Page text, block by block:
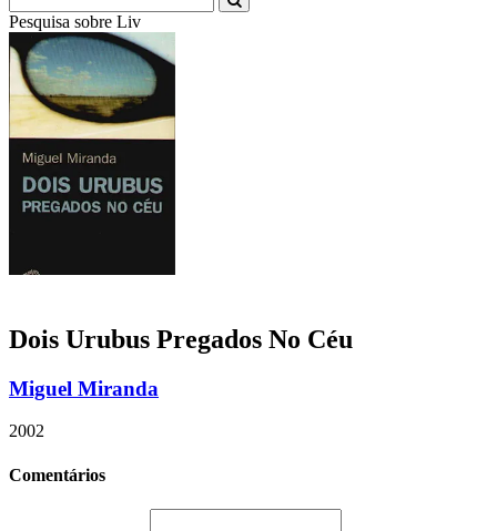
Pesquisa sobre Literatura
Dois Urubus Pregados No Céu
Miguel Miranda
2002
Comentários